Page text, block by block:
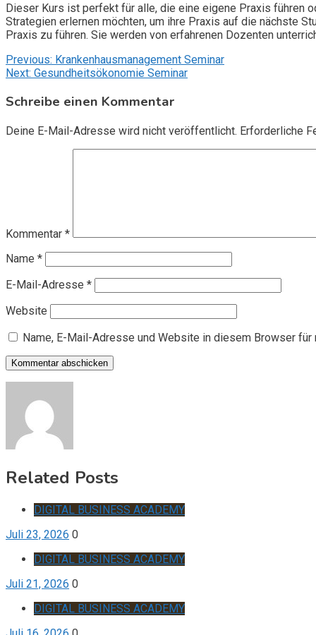
Dieser Kurs ist perfekt für alle, die eine eigene Praxis führen
Strategien erlernen möchten, um ihre Praxis auf die nächste
Praxis zu führen. Sie werden von erfahrenen Dozenten
Beitragsnavigation
Previous: Krankenhausmanagement Seminar
Next: Gesundheitsökonomie Seminar
Schreibe einen Kommentar
Deine E-Mail-Adresse wird nicht veröffentlicht. Erforderliche
Kommentar *
Name *
E-Mail-Adresse *
Website
Name, E-Mail-Adresse und Website in diesem Browser
Related Posts
DIGITAL BUSINESS ACADEMY
Juli 23, 2026 0
DIGITAL BUSINESS ACADEMY
Juli 21, 2026 0
DIGITAL BUSINESS ACADEMY